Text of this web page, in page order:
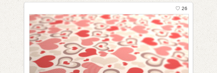
♡ 26